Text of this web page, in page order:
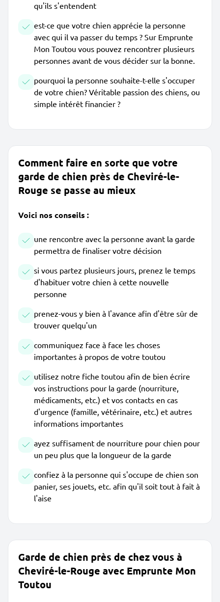
qu'ils s'entendent
est-ce que votre chien apprécie la personne
avec qui il va passer du temps ? Sur Emprunte
Mon Toutou vous pouvez rencontrer plusieurs
personnes avant de vous décider sur la bonne.
pourquoi la personne souhaite-t-elle s'occuper
de votre chien? Véritable passion des chiens, ou
simple intérêt financier ?
Comment faire en sorte que votre
garde de chien près de Cheviré-le-
Rouge se passe au mieux
Voici nos conseils :
une rencontre avec la personne avant la garde
permettra de finaliser votre décision
si vous partez plusieurs jours, prenez le temps
d'habituer votre chien à cette nouvelle
personne
prenez-vous y bien à l'avance afin d'être sûr de
trouver quelqu'un
communiquez face à face les choses
importantes à propos de votre toutou
utilisez notre fiche toutou afin de bien écrire
vos instructions pour la garde (nourriture,
médicaments, etc.) et vos contacts en cas
d'urgence (famille, vétérinaire, etc.) et autres
informations importantes
ayez suffisament de nourriture pour chien pour
un peu plus que la longueur de la garde
confiez à la personne qui s'occupe de chien son
panier, ses jouets, etc. afin qu'il soit tout à fait à
l'aise
Garde de chien près de chez vous à
Cheviré-le-Rouge avec Emprunte Mon
Toutou